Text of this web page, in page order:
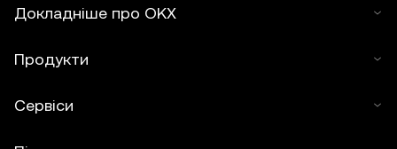
Докладніше про OKX
Продукти
Сервіси